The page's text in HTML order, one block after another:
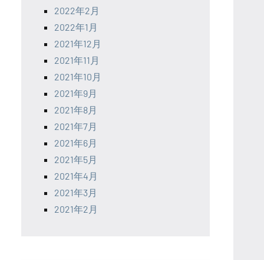
2022年2月
2022年1月
2021年12月
2021年11月
2021年10月
2021年9月
2021年8月
2021年7月
2021年6月
2021年5月
2021年4月
2021年3月
2021年2月